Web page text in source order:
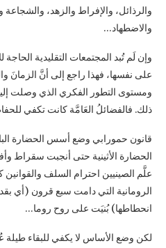
والرذائل، والإفراط والزهد،
والاضطهاد…
وإن لَم تُبد المجتمعات التقليدية
على نفسها، فهذا راجع إلى أنَّ الزمانَ
ومستوى التطور الفكري الذي وصلت
ذلك. فالفضائلُ العَامَّة كانت تكفي
قانون حمورابي وضع أسس الحضارة
الحضارة الأثينية حتى أنجبت سقراط
علَّم الصينيين احترام السلف
الرومانية التي دامت سبع قرون (أي
انحطاطها) بُنيَت على روح روما…
لكن وضع الأساس لا يكفي للبقاء طيلة